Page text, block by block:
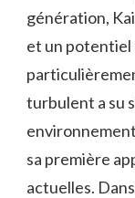
génération,
et un potentiel
turbulent a su
sa première
actuelles.